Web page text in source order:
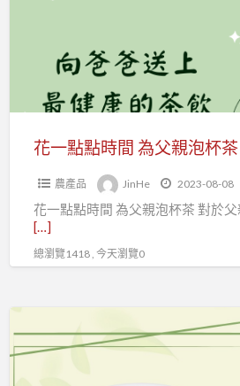
親
花一點點時間 為父親泡杯茶
農產品 JinHe 2023-08-08
花一點點時間 為父親泡杯茶 對於
[…]
總瀏覽1418 , 今天瀏覽0
日